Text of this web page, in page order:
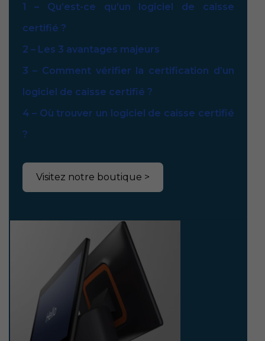
1 – Qu’est-ce qu’un logiciel de caisse
certifié ?
2 – Les 3 avantages majeurs
3 – Comment vérifier la certification d’un
logiciel de caisse certifié ?
4 – Où trouver un logiciel de caisse certifié
?
Visitez notre boutique >